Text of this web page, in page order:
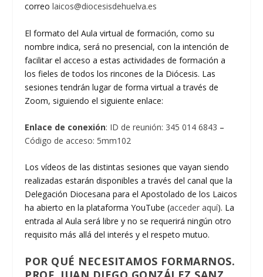
correolaicos@diocesisdehuelva.es
El formato del Aula virtual de formación, como su
nombre indica, será no presencial, con la intención de
facilitar el acceso a estas actividades de formación a
los fieles de todos los rincones de la Diócesis. Las
sesiones tendrán lugar de forma virtual a través de
Zoom, siguiendo el siguiente enlace:
Enlace de conexión: ID de reunión: 345 014 6843 –
Código de acceso: 5mm102
Los vídeos de las distintas sesiones que vayan siendo
realizadas estarán disponibles a través del canal que la
Delegación Diocesana para el Apostolado de los Laicos
ha abierto en la plataforma YouTube (acceder aquí). La
entrada al Aula será libre y no se requerirá ningún otro
requisito más allá del interés y el respeto mutuo.
POR QUÉ NECESITAMOS FORMARNOS.